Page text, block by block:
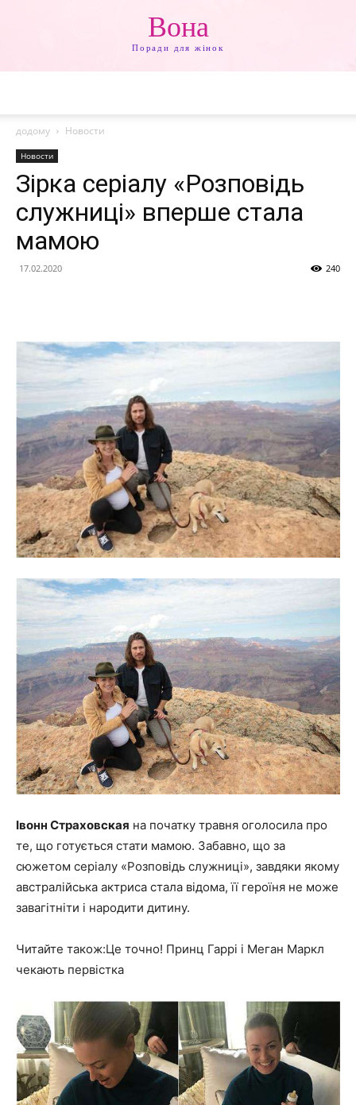
Вона
Поради для жінок
додому Новости
Новости
Зірка серіалу «Розповідь
служниці» вперше стала
мамою
17.02.2020 240
Івонн Страховская на початку травня оголосила про
те, що готується стати мамою. Забавно, що за
сюжетом серіалу «Розповідь служниці», завдяки якому
австралійська актриса стала відома, її героїня не може
завагітніти і народити дитину.
Читайте також:Це точно! Принц Гаррі і Меган Маркл
чекають первістка